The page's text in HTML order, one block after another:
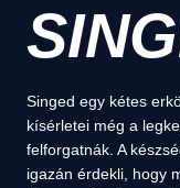
Singed egy kétes
kísérletei még a
felforgatnák. A
igazán érdekli, hogy